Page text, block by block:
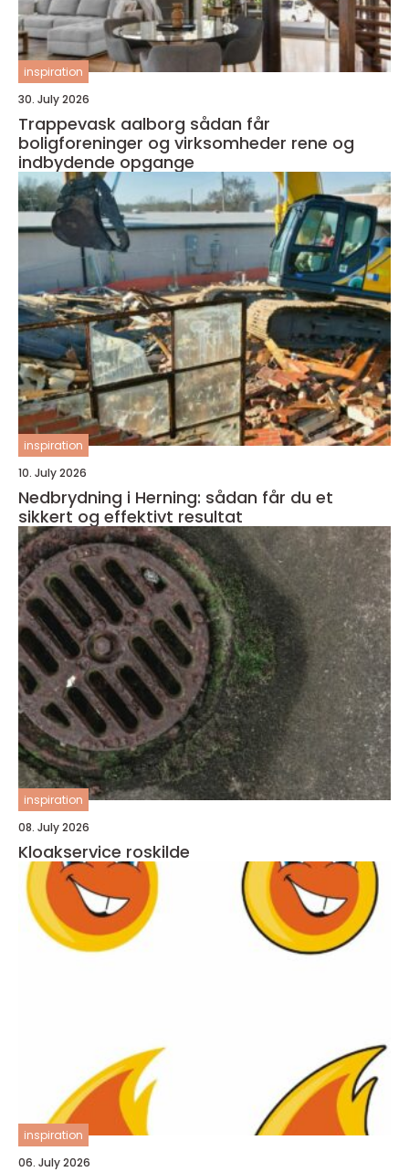
inspiration
30. July 2026
Trappevask aalborg sådan får
boligforeninger og virksomheder rene og
indbydende opgange
inspiration
10. July 2026
Nedbrydning i Herning: sådan får du et
sikkert og effektivt resultat
inspiration
08. July 2026
Kloakservice roskilde
inspiration
06. July 2026